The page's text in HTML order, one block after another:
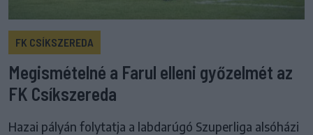
FK CSÍKSZEREDA
Megismételné a Farul elleni győzelmét az
FK Csíkszereda
Hazai pályán folytatja a labdarúgó Szuperliga alsóházi